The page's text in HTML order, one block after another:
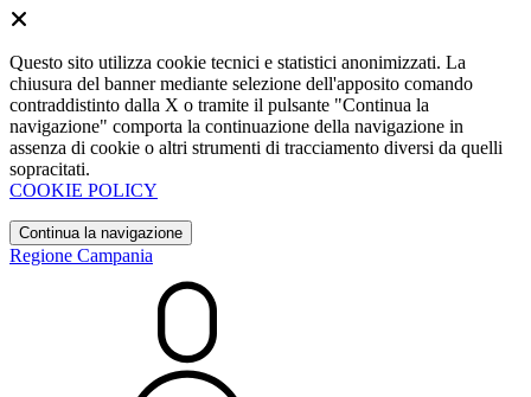
Questo sito utilizza cookie tecnici e statistici anonimizzati. La
chiusura del banner mediante selezione dell'apposito comando
contraddistinto dalla X o tramite il pulsante "Continua la
navigazione" comporta la continuazione della navigazione in
assenza di cookie o altri strumenti di tracciamento diversi da quelli
sopracitati.
COOKIE POLICY
Continua la navigazione
Regione Campania